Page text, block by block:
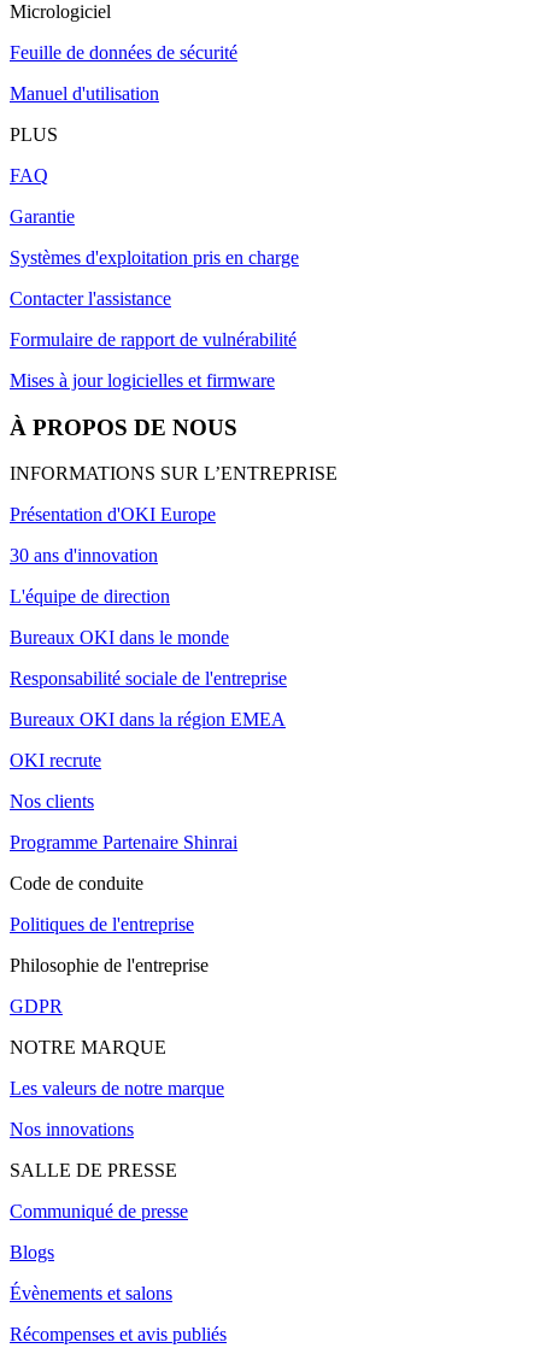
Micrologiciel
Feuille de données de sécurité
Manuel d'utilisation
PLUS
FAQ
Garantie
Systèmes d'exploitation pris en charge
Contacter l'assistance
Formulaire de rapport de vulnérabilité
Mises à jour logicielles et firmware
À PROPOS DE NOUS
INFORMATIONS SUR L’ENTREPRISE
Présentation d'OKI Europe
30 ans d'innovation
L'équipe de direction
Bureaux OKI dans le monde
Responsabilité sociale de l'entreprise
Bureaux OKI dans la région EMEA
OKI recrute
Nos clients
Programme Partenaire Shinrai
Code de conduite
Politiques de l'entreprise
Philosophie de l'entreprise
GDPR
NOTRE MARQUE
Les valeurs de notre marque
Nos innovations
SALLE DE PRESSE
Communiqué de presse
Blogs
Évènements et salons
Récompenses et avis publiés